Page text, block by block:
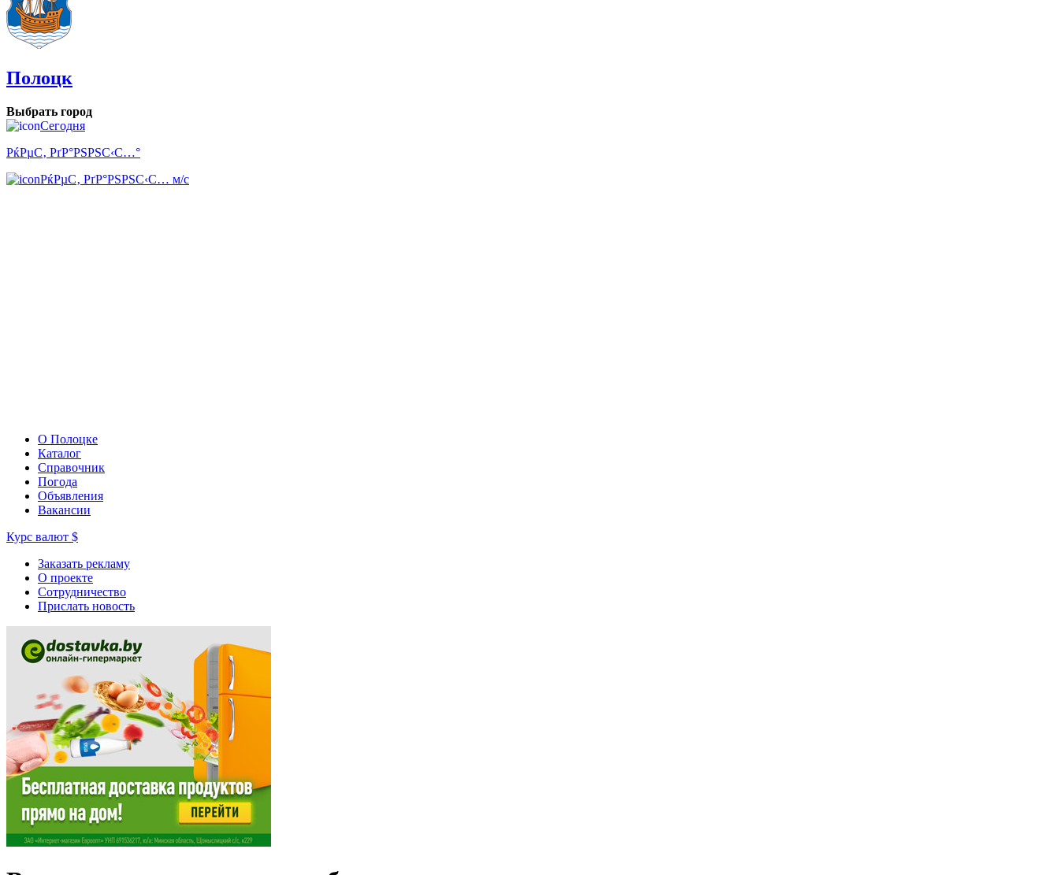
Полоцк
Выбрать город
Сегодня
РќРµС‚ РґР°РЅРЅС‹С…°
РќРµС‚ РґР°РЅРЅС‹С… м/с
О Полоцке
Каталог
Справочник
Погода
Объявления
Вакансии
Курс валют $
Заказать рекламу
О проекте
Сотрудничество
Прислать новость